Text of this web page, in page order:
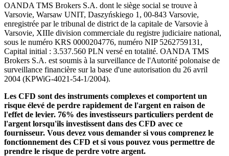
OANDA TMS Brokers S.A. dont le siège social se trouve à
Varsovie, Warsaw UNIT, Daszyńskiego 1, 00-843 Varsovie,
enregistrée par le tribunal de district de la capitale de Varsovie à
Varsovie, XIIIe division commerciale du registre judiciaire national,
sous le numéro KRS 0000204776, numéro NIP 5262759131,
Capital initial : 3.537.560 PLN versé en totalité. OANDA TMS
Brokers S.A. est soumis à la surveillance de l'Autorité polonaise de
surveillance financière sur la base d'une autorisation du 26 avril
2004 (KPWiG-4021-54-1/2004).
Les CFD sont des instruments complexes et comportent un
risque élevé de perdre rapidement de l'argent en raison de
l'effet de levier. 76% des investisseurs particuliers perdent de
l'argent lorsqu'ils investissent dans des CFD avec ce
fournisseur. Vous devez vous demander si vous comprenez le
fonctionnement des CFD et si vous pouvez vous permettre de
prendre le risque de perdre votre argent.